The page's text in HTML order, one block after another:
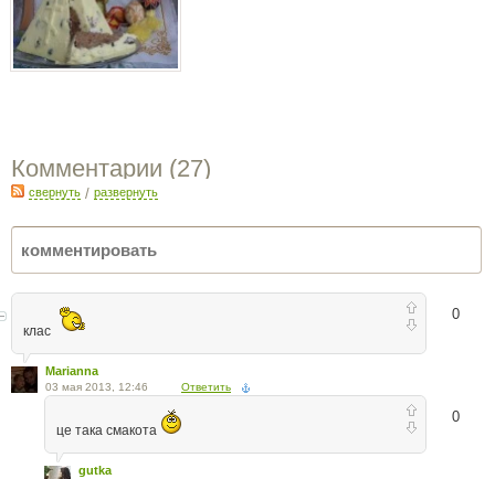
Комментарии (27)
свернуть / развернуть
0
клас
Marianna
03 мая 2013, 12:46 Ответить
0
це така смакота
gutka